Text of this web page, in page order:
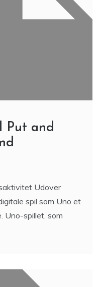
Put and
Udover
spil som Uno et
Uno-spillet, som